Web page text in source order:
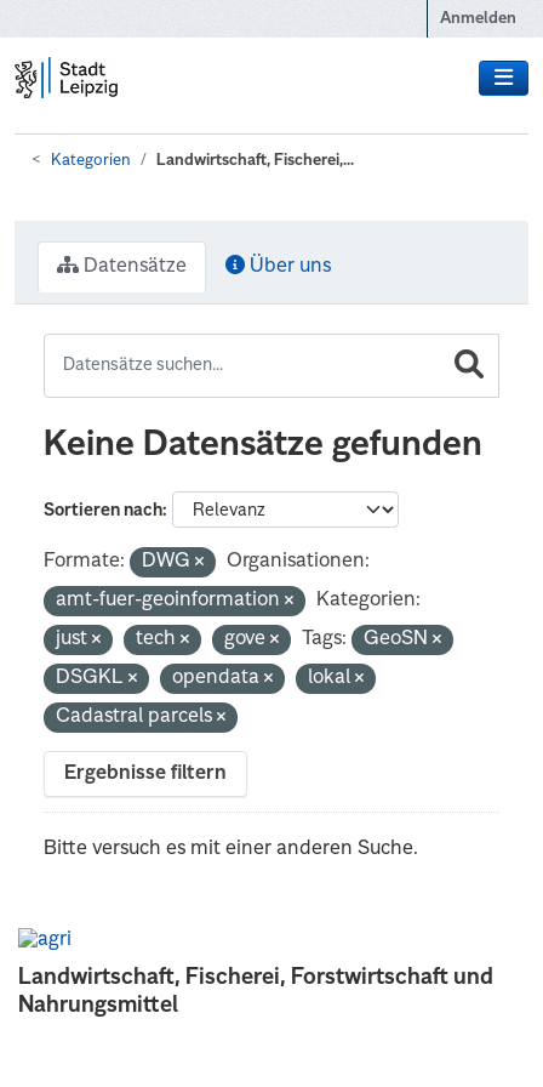
Anmelden
Kategorien Landwirtschaft, Fischerei,...
Landwirtschaft, Fischerei, Forstwirtschaft und
Nahrungsmittel
Datensätze Über uns
Keine Datensätze gefunden
Sortieren nach
Formate: DWG
Organisationen:
amt-fuer-geoinformation
Kategorien:
just
tech gove Tags:
GeoSN
DSGKL
opendata
lokal
Cadastral parcels
Ergebnisse filtern
Bitte versuch es mit einer anderen Suche.